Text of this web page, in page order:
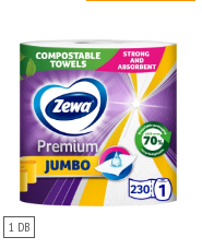
1 DB